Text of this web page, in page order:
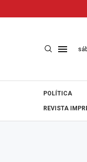
POLÍTICA
REVISTA